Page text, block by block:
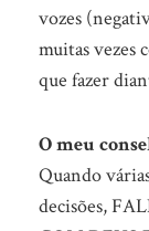
vozes
muitas vezes
que fazer
O meu
Quando
decisões,